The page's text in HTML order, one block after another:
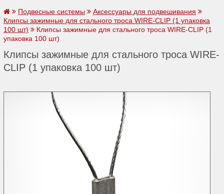
Подвесные системы
Аксессуары для подвешивания
Клипсы зажимные для стального троса WIRE-CLIP (1 упаковка
100 шт)
Клипсы зажимные для стального троса WIRE-CLIP (1
упаковка 100 шт)
Клипсы зажимные для стального троса WIRE-
CLIP (1 упаковка 100 шт)